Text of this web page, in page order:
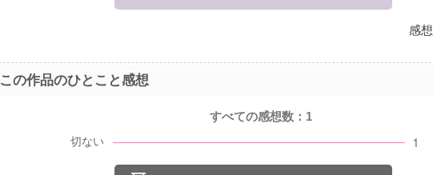
感
この作品のひとこと感想
すべての感想数： 1